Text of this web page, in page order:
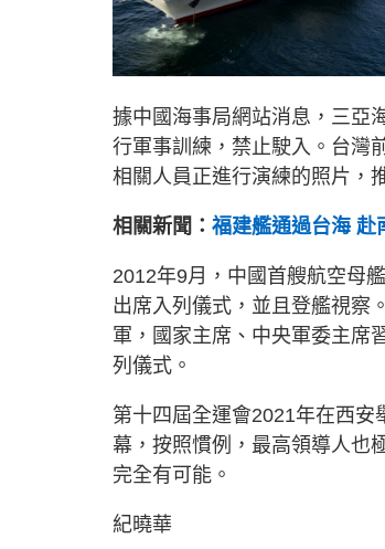
據中國海事局網站消息，三亞
行軍事訓練，禁止駛入。台灣
相關人員正進行演練的照片，
相關新聞： 福建艦通過台海 赴
2012年9月，中國首艘航空母
出席入列儀式，並且登艦視察
軍，國家主席、中央軍委主席
列儀式。
第十四屆全運會2021年在西
幕，按照慣例，最高領導人也
完全有可能。
紀曉華